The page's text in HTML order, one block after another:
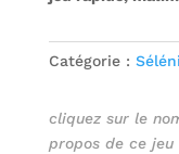
Catégorie :
cliquez sur le
propos de ce jeu